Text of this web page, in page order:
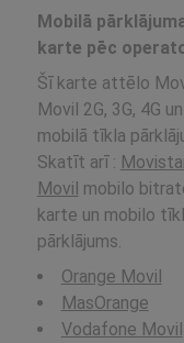
Mobilā
karte pēc
Šī karte attēlo
Movil 2G, 3G, 4G
mobilā tīkla
Skatīt arī :
Movil mobilo
karte un mobilo
pārklājums.
Orange Movil
MasOrange
Vodafone Movil